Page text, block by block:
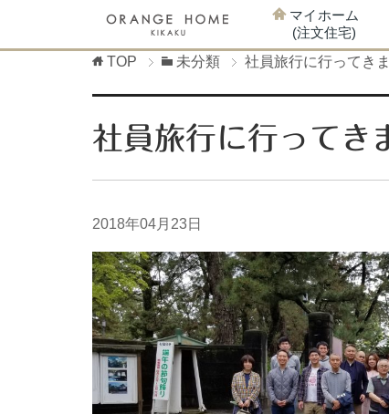
マイホーム
(注文住宅)
TOP 未分類 社員旅行に行ってき
社員旅行に行ってき
2018年04月23日